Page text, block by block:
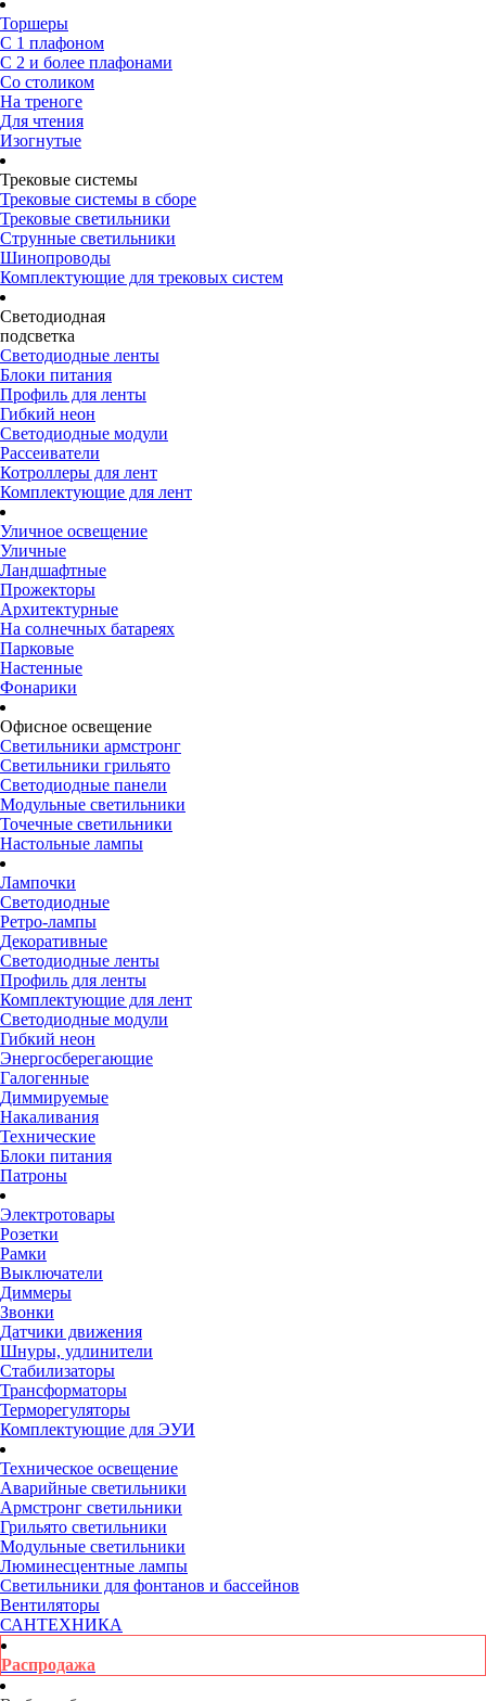
Торшеры
С 1 плафоном
С 2 и более плафонами
Со столиком
На треноге
Для чтения
Изогнутые
Трековые системы
Трековые системы в сборе
Трековые светильники
Струнные светильники
Шинопроводы
Комплектующие для трековых систем
Светодиодная
подсветка
Светодиодные ленты
Блоки питания
Профиль для ленты
Гибкий неон
Светодиодные модули
Рассеиватели
Котроллеры для лент
Комплектующие для лент
Уличное освещение
Уличные
Ландшафтные
Прожекторы
Архитектурные
На солнечных батареях
Парковые
Настенные
Фонарики
Офисное освещение
Светильники армстронг
Светильники грильято
Светодиодные панели
Модульные светильники
Точечные светильники
Настольные лампы
Лампочки
Светодиодные
Ретро-лампы
Декоративные
Светодиодные ленты
Профиль для ленты
Комплектующие для лент
Светодиодные модули
Гибкий неон
Энергосберегающие
Галогенные
Диммируемые
Накаливания
Технические
Блоки питания
Патроны
Электротовары
Розетки
Рамки
Выключатели
Диммеры
Звонки
Датчики движения
Шнуры, удлинители
Стабилизаторы
Трансформаторы
Терморегуляторы
Комплектующие для ЭУИ
Техническое освещение
Аварийные светильники
Армстронг светильники
Грильято светильники
Модульные светильники
Люминесцентные лампы
Светильники для фонтанов и бассейнов
Вентиляторы
САНТЕХНИКА
Распродажа